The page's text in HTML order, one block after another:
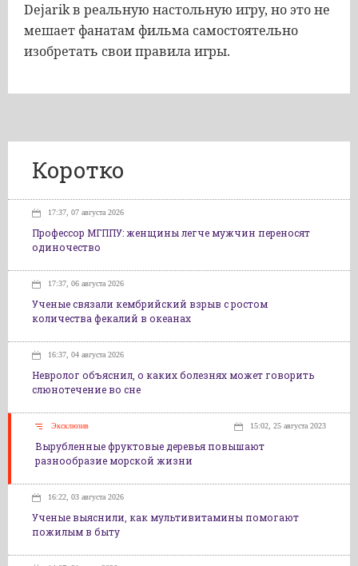
Dejarik в реальную настольную игру, но это не
мешает фанатам фильма самостоятельно
изобретать свои правила игры.
Коротко
17:37, 07 августа 2026
Профессор МГППУ: женщины легче мужчин переносят
одиночество
17:37, 06 августа 2026
Ученые связали кембрийский взрыв с ростом
количества фекалий в океанах
16:37, 04 августа 2026
Невролог объяснил, о каких болезнях может говорить
слюнотечение во сне
Эксклюзив 15:02, 25 августа 2023
Вырубленные фруктовые деревья повышают
разнообразие морской жизни
16:22, 03 августа 2026
Ученые выяснили, как мультивитамины помогают
пожилым в быту